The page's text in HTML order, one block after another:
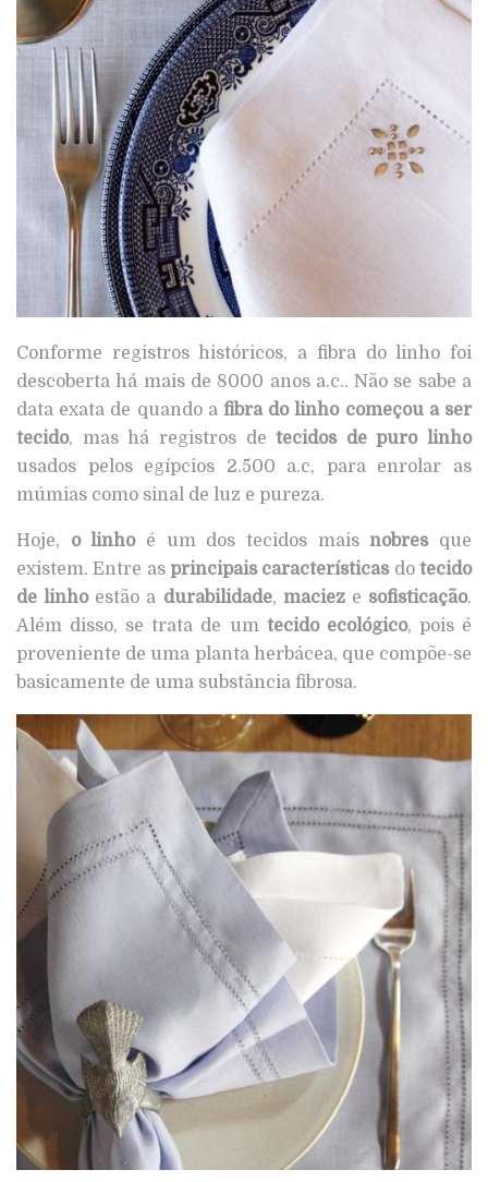
Conforme registros históricos, a fibra do linho foi
descoberta há mais de 8000 anos a.c.. Não se sabe a
data exata de quando a fibra do linho começou a ser
tecido, mas há registros detecidos de puro linho
usados pelos egípcios 2.500 a.c, para enrolar as
múmias como sinal de luz e pureza.
Hoje, o linhoé um dos tecidos maisnobres que
existem. Entre asprincipais características dotecido
de linho estão a durabilidade, macieze sofisticação.
Além disso, se trata de um tecido ecológico, pois é
proveniente de uma planta herbácea, que compõe-se
basicamente de uma substância fibrosa.